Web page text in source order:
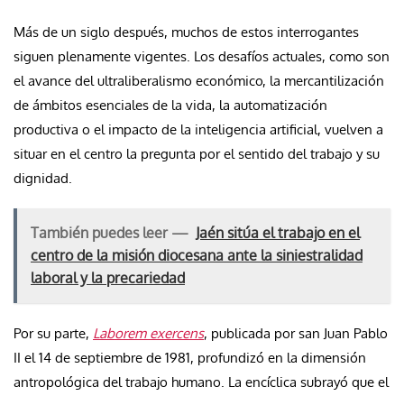
Más de un siglo después, muchos de estos interrogantes
siguen plenamente vigentes. Los desafíos actuales, como son
el avance del ultraliberalismo económico, la mercantilización
de ámbitos esenciales de la vida, la automatización
productiva o el impacto de la inteligencia artificial, vuelven a
situar en el centro la pregunta por el sentido del trabajo y su
dignidad.
También puedes leer — Jaén sitúa el trabajo en el
centro de la misión diocesana ante la siniestralidad
laboral y la precariedad
Por su parte, Laborem exercens, publicada por san Juan Pablo
II el 14 de septiembre de 1981, profundizó en la dimensión
antropológica del trabajo humano. La encíclica subrayó que el